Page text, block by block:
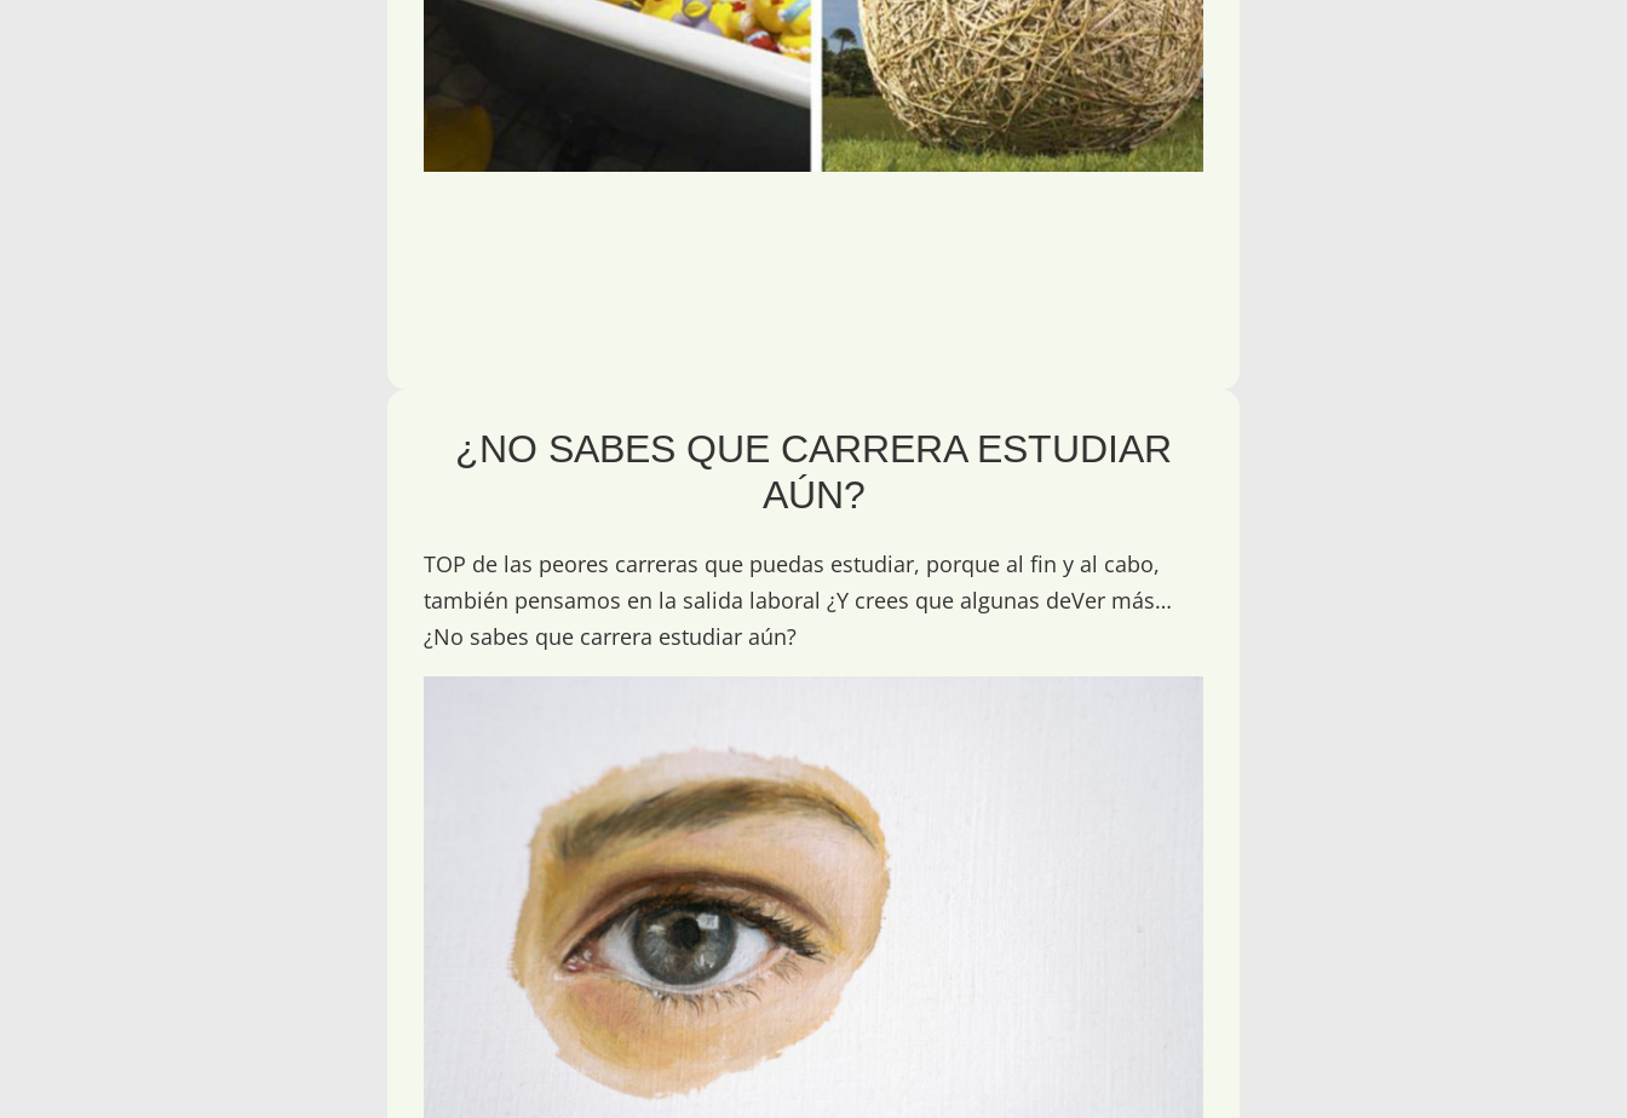
¿NO SABES QUE CARRERA ESTUDIAR
AÚN?
TOP de las peores carreras que puedas estudiar, porque al fin y al cabo,
también pensamos en la salida laboral ¿Y crees que algunas deVer más…
¿No sabes que carrera estudiar aún?